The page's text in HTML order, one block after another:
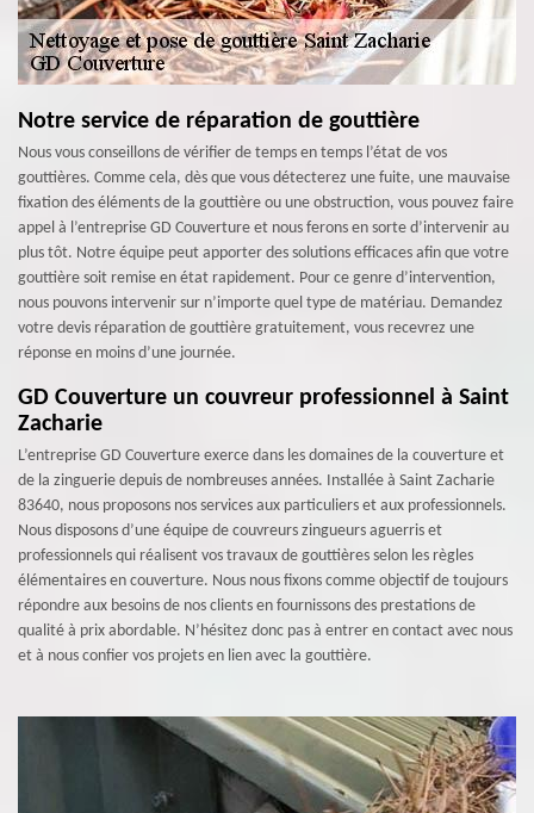
Notre service de réparation de gouttière
Nous vous conseillons de vérifier de temps en temps l’état de vos
gouttières. Comme cela, dès que vous détecterez une fuite, une mauvaise
fixation des éléments de la gouttière ou une obstruction, vous pouvez faire
appel à l’entreprise GD Couverture et nous ferons en sorte d’intervenir au
plus tôt. Notre équipe peut apporter des solutions efficaces afin que votre
gouttière soit remise en état rapidement. Pour ce genre d’intervention,
nous pouvons intervenir sur n’importe quel type de matériau. Demandez
votre devis réparation de gouttière gratuitement, vous recevrez une
réponse en moins d’une journée.
GD Couverture un couvreur professionnel à Saint
Zacharie
L’entreprise GD Couverture exerce dans les domaines de la couverture et
de la zinguerie depuis de nombreuses années. Installée à Saint Zacharie
83640, nous proposons nos services aux particuliers et aux professionnels.
Nous disposons d’une équipe de couvreurs zingueurs aguerris et
professionnels qui réalisent vos travaux de gouttières selon les règles
élémentaires en couverture. Nous nous fixons comme objectif de toujours
répondre aux besoins de nos clients en fournissons des prestations de
qualité à prix abordable. N’hésitez donc pas à entrer en contact avec nous
et à nous confier vos projets en lien avec la gouttière.